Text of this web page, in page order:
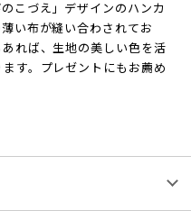
こづえ」デザインのハンカ
い布が縫い合わされてお
れば、生地の美しい色を活
す。プレゼントにもお薦め